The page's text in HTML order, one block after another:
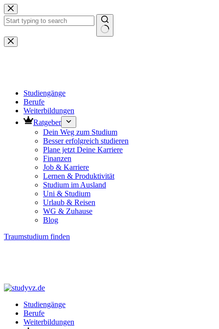
Zum
Inhalt
springen
Keine
Ergebnisse
Studiengänge
Berufe
Weiterbildungen
Ratgeber
Dein Weg zum Studium
Besser erfolgreich studieren
Plane jetzt Deine Karriere
Finanzen
Job & Karriere
Lernen & Produktivität
Studium im Ausland
Uni & Studium
Urlaub & Reisen
WG & Zuhause
Blog
Traumstudium finden
Studiengänge
Berufe
Weiterbildungen